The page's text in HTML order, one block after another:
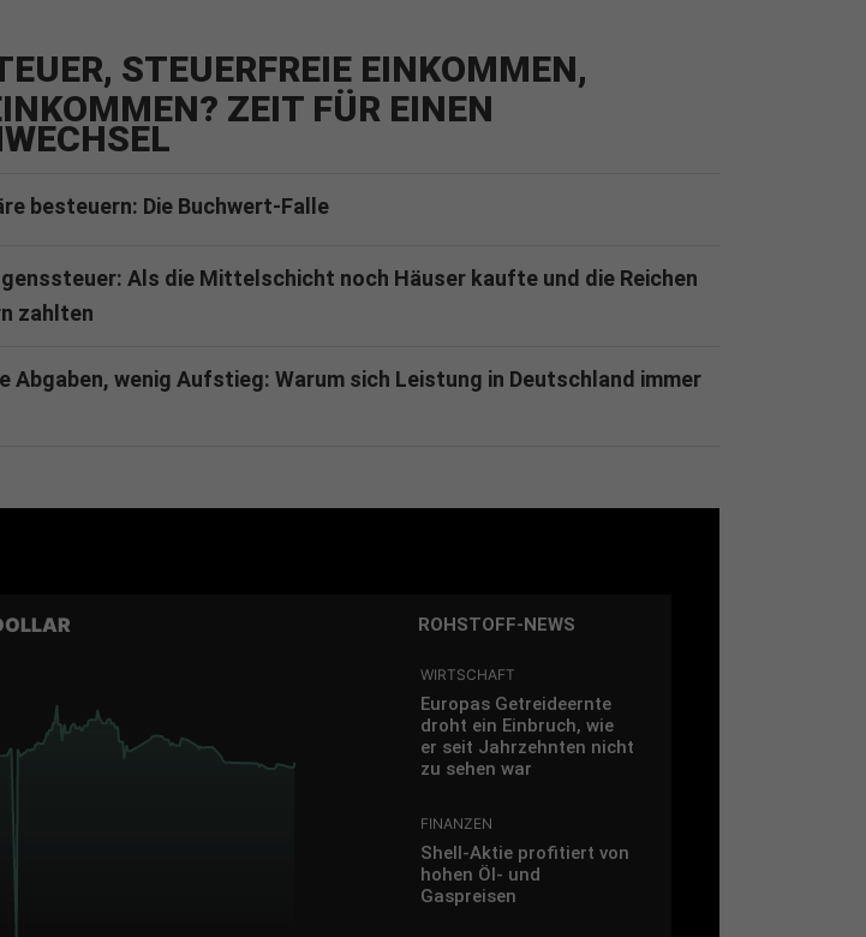
STEUERFREIE EINKOMMEN,
ZEIT FÜR EINEN
besteuern: Die Buchwert-Falle
Als die Mittelschicht noch Häuser kaufte und die Reichen
zahlten
Abgaben, wenig Aufstieg: Warum sich Leistung in Deutschland immer
ROHSTOFF-NEWS
WIRTSCHAFT
Europas Getreideernte
droht ein Einbruch, wie
er seit Jahrzehnten nicht
zu sehen war
FINANZEN
Shell-Aktie profitiert von
hohen Öl- und
Gaspreisen